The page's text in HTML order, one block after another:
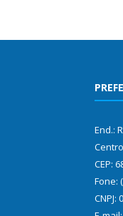
End.:
CEP:
Fone:
CNPJ: